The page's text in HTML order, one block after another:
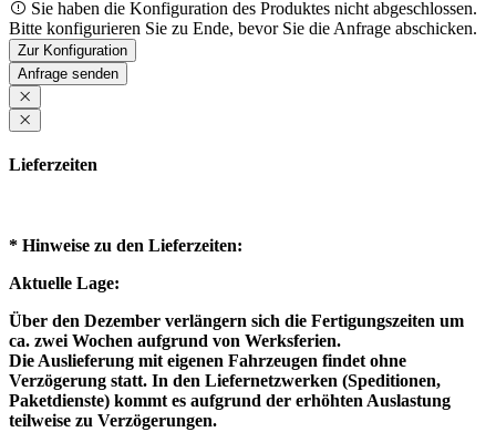
Sie haben die Konfiguration des Produktes nicht abgeschlossen.
Bitte konfigurieren Sie zu Ende, bevor Sie die Anfrage abschicken.
Zur Konfiguration
Loading...
Anfrage senden
Lieferzeiten
* Hinweise zu den Lieferzeiten:
Aktuelle Lage:
Über den Dezember verlängern sich die Fertigungszeiten um
ca. zwei Wochen aufgrund von Werksferien.
Die Auslieferung mit eigenen Fahrzeugen findet ohne
Verzögerung statt. In den Liefernetzwerken (Speditionen,
Paketdienste) kommt es aufgrund der erhöhten Auslastung
teilweise zu Verzögerungen.